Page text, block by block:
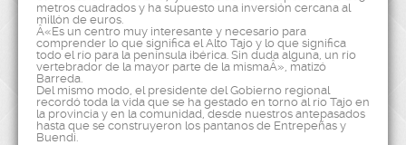
metros cuadrados y ha supuesto una inversión cercana al
millón de euros.
Â«Es un centro muy interesante y necesario para
comprender lo que significa el Alto Tajo y lo que significa
todo el río para la península ibérica. Sin duda alguna, un río
vertebrador de la mayor parte de la mismaÂ», matizó
Barreda.
Del mismo modo, el presidente del Gobierno regional
recordó toda la vida que se ha gestado en torno al río Tajo en
la provincia y en la comunidad, desde nuestros antepasados
hasta que se construyeron los pantanos de Entrepeñas y
Buendí.